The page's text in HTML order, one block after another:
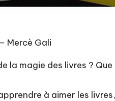
Mercè Gali
la magie des livres ?
à aimer les